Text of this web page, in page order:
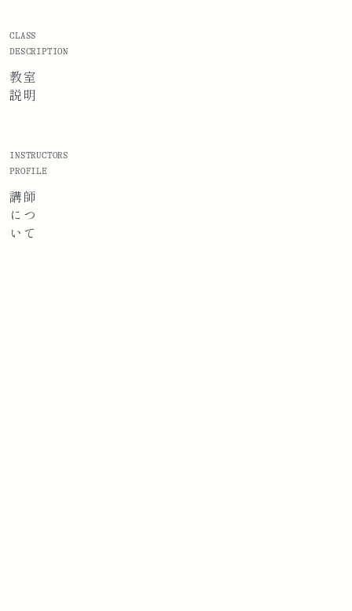
CLASS
DESCRIPTION
教室
説明
INSTRUCTORS
PROFILE
講師
に つ
いて